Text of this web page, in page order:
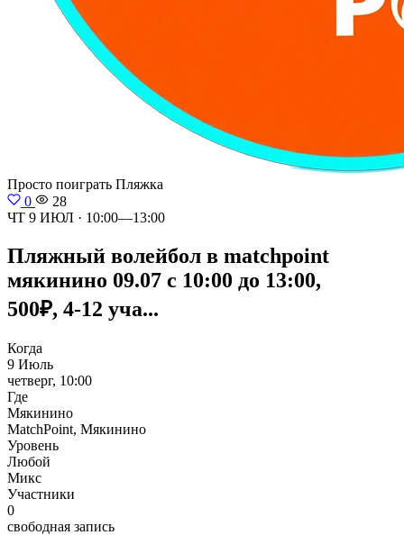
Просто поиграть Пляжка
0
28
ЧТ 9 ИЮЛ · 10:00—13:00
Пляжный волейбол в matchpoint
мякинино 09.07 с 10:00 до 13:00,
500₽, 4-12 уча...
Когда
9 Июль
четверг, 10:00
Где
Мякинино
MatchPoint, Мякинино
Уровень
Любой
Микс
Участники
0
свободная запись